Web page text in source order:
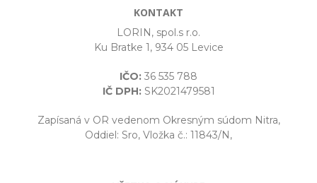
KONTAKT
LORIN, spol.s r.o.
Ku Bratke 1, 934 05 Levice
IČO: 36 535 788
IČ DPH:SK2021479581
Zapísaná v OR vedenom Okresným súdom Nitra,
Oddiel: Sro, Vložka č.: 11843/N,